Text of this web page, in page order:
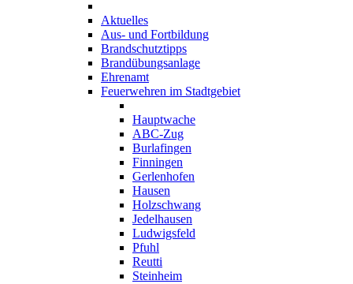
Aktuelles
Aus- und Fortbildung
Brandschutztipps
Brandübungsanlage
Ehrenamt
Feuerwehren im Stadtgebiet
Hauptwache
ABC-Zug
Burlafingen
Finningen
Gerlenhofen
Hausen
Holzschwang
Jedelhausen
Ludwigsfeld
Pfuhl
Reutti
Steinheim